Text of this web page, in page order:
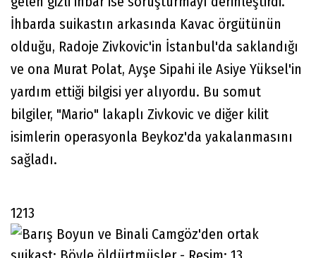
İhbarda suikastın arkasında Kavac örgütünün
olduğu, Radoje Zivkovic'in İstanbul'da saklandığı
ve ona Murat Polat, Ayşe Sipahi ile Asiye Yüksel'in
yardım ettiği bilgisi yer alıyordu. Bu somut
bilgiler, "Mario" lakaplı Zivkovic ve diğer kilit
isimlerin operasyonla Beykoz'da yakalanmasını
sağladı.
1213